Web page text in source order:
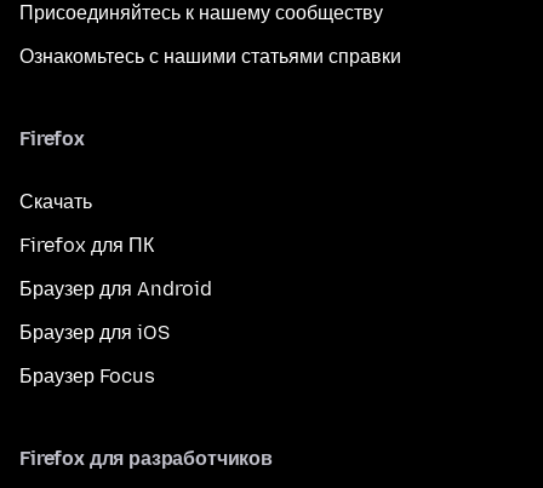
Присоединяйтесь к нашему сообществу
Ознакомьтесь с нашими статьями справки
Firefox
Скачать
Firefox для ПК
Браузер для Android
Браузер для iOS
Браузер Focus
Firefox для разработчиков